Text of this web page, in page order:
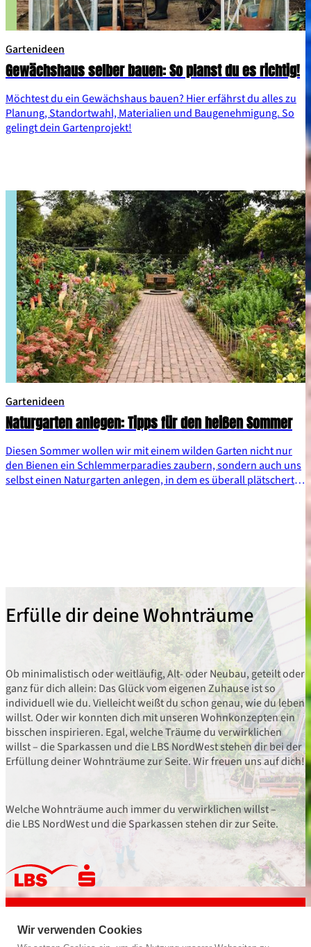
Gartenideen
Gewächshaus selber bauen: So planst du es richtig!
Möchtest du ein Gewächshaus bauen? Hier erfährst du alles zu
Planung, Standortwahl, Materialien und Baugenehmigung. So
gelingt dein Gartenprojekt!
Gartenideen
Naturgarten anlegen: Tipps für den heißen Sommer
Diesen Sommer wollen wir mit einem wilden Garten nicht nur
den Bienen ein Schlemmerparadies zaubern, sondern auch uns
selbst einen Naturgarten anlegen, in dem es überall plätschert
Erfülle dir deine Wohnträume
Ob minimalistisch oder weitläufig, Alt- oder Neubau, geteilt oder
ganz für dich allein: Das Glück vom eigenen Zuhause ist so
individuell wie du. Vielleicht weißt du schon genau, wie du leben
willst. Oder wir konnten dich mit unseren Wohnkonzepten ein
bisschen inspirieren. Egal, welche Träume du verwirklichen
willst – die Sparkassen und die LBS NordWest stehen dir bei der
Erfüllung deiner Wohnträume zur Seite. Wir freuen uns auf dich!
Welche Wohnträume auch immer du verwirklichen willst –
die LBS NordWest und die Sparkassen stehen dir zur Seite.
Wir verwenden Cookies